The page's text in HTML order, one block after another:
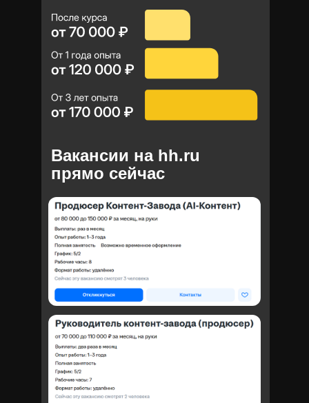
Вакансии на hh.ru
прямо сейчас